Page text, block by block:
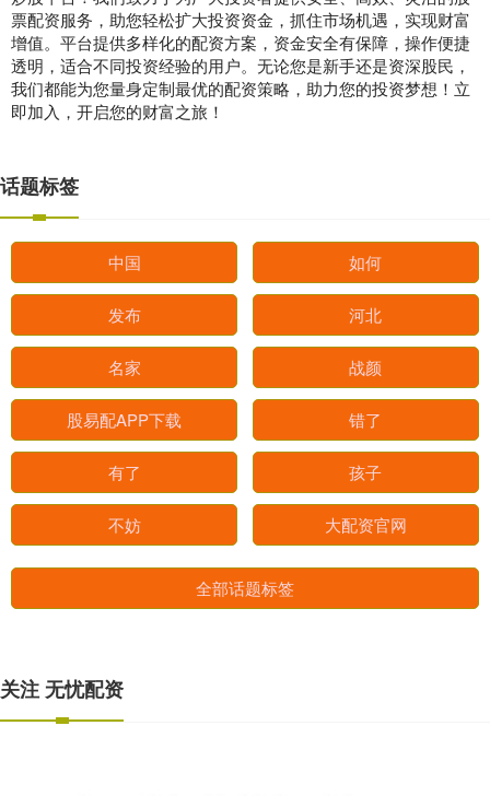
票配资服务，助您轻松扩大投资资金，抓住市场机遇，实现财富
增值。平台提供多样化的配资方案，资金安全有保障，操作便捷
透明，适合不同投资经验的用户。无论您是新手还是资深股民，
我们都能为您量身定制最优的配资策略，助力您的投资梦想！立
即加入，开启您的财富之旅！
话题标签
中国 如何
发布 河北
名家 战颜
股易配APP下载 错了
有了 孩子
不妨 大配资官网
全部话题标签
关注 无忧配资